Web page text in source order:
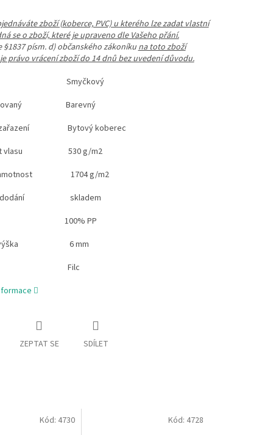
zboží (koberce, PVC) u kterého lze zadat vlastní
se o zboží, které je upraveno dle Vašeho přání.
§1837 písm. d) občanského zákoníkuna toto zboží
právo vrácení zboží do 14 dnů bez uvedení důvodu.
Smyčkový
Barevný
zařazení Bytový koberec
vlasu 530 g/m2
hmotnost 1704 g/m2
dodání skladem
100% PP
výška 6 mm
Filc
ZEPTAT SE SDÍLET
Kód: 4730 Kód: 4728